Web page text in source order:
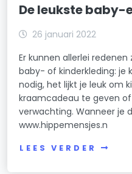
De leukste baby-
26 januari 2022
Er kunnen allerlei
baby- of kinderkleding: je
nodig, het lijkt je leuk om
kraamcadeau te geven
verwachting. Wanneer je
www.hippemensjes.n
LEES VERDER